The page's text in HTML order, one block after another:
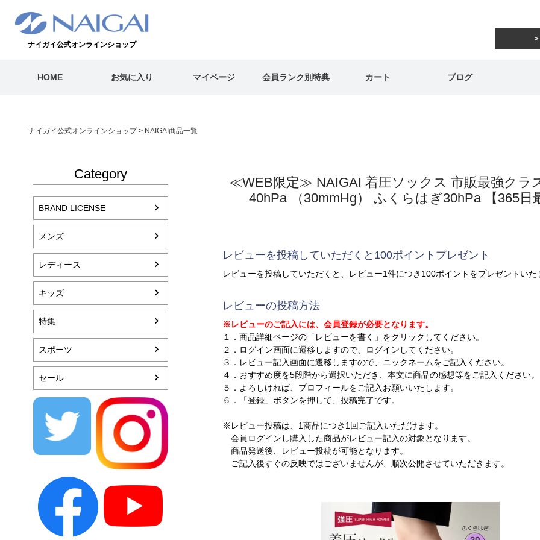
ナイガイ公式オンラインショップ
HOME お気に入り マイページ 会員ランク別特典 カート ブログ
ナイガイ公式オンラインショップ NAIGAI商品一覧
Category
BRAND LICENSE
メンズ
レディース
キッズ
特集
スポーツ
セール
≪WEB限定≫ NAIGAI 着圧ソックス 市販最強クラ
40hPa （30mmHg） ふくらはぎ30hPa 【365
レビューを投稿していただくと100ポイントプレゼント
レビューを投稿していただくと、レビュー1件につき100ポイントをプレゼントいた
レビューの投稿方法
※レビューのご記入には、会員登録が必要となります。
１．商品詳細ページの「レビューを書く」をクリックしてください。
２．ログイン画面に遷移しますので、ログインしてください。
３．レビュー記入画面に遷移しますので、ニックネームをご記入ください。
４．おすすめ度を5段階から選択いただき、本文に商品の感想等をご記入ください。
５．よろしければ、プロフィールをご記入お願いいたします。
６．「登録」ボタンを押して、投稿完了です。
※レビュー投稿は、1商品につき1回ご記入いただけます。
会員ログインし購入した商品がレビュー記入の対象となります。
商品発送後、レビュー投稿が可能となります。
ご記入後すぐの反映ではございませんが、順次公開させていただきます。